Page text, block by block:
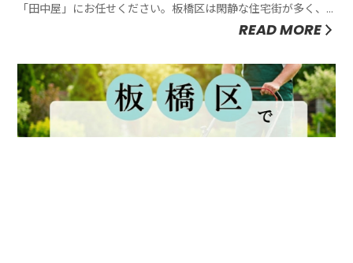
「田中屋」にお任せください。板橋区は閑静な住宅街が多く、
限られたお庭のスペースを有効活用したいというご相談を多く
を、私たちが丁寧にサポートいたします。「田中屋」では、狭
小地やベランダ、屋上な...
READ MORE